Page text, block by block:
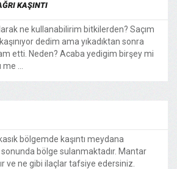
KAŞINTI
ne kullanabilirim bitkilerden? Saçım
dedim ama yıkadıktan sonra
etti. Neden? Acaba yedigim birşey mi
...
bölgemde kaşıntı meydana
bölge sulanmaktadır. Mantar
ve ne gibi ilaçlar tafsiye edersiniz.